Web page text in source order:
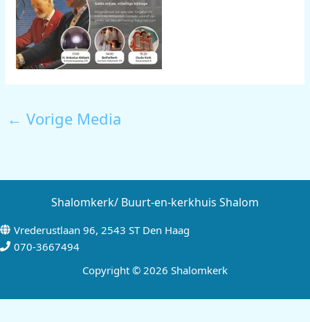
← Vorige Media
Shalomkerk/ Buurt-en-kerkhuis Shalom
Vrederustlaan 96, 2543 ST Den Haag
070-3667494
Copyright © 2026 Shalomkerk